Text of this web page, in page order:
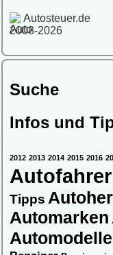
Autosteuer.de
2008-2026
Suche
Infos und
2012 2013 2014 2015 2016
Autofahrer
Tipps
Automarken
Automodelle